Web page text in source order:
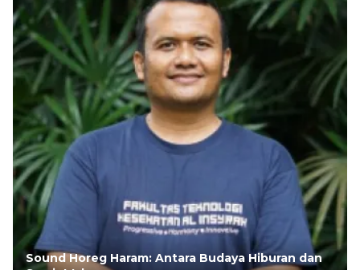
Sound Horeg Haram: Antara Budaya Hiburan dan